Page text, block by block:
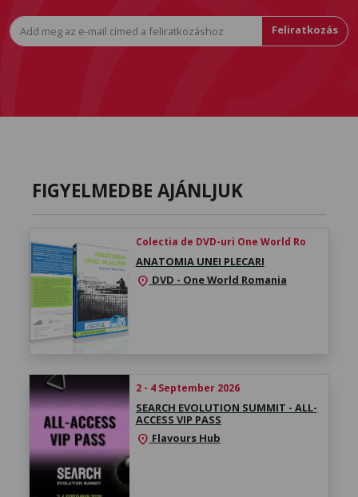
Feliratkozás
FIGYELMEDBE AJÁNLJUK
Colectia de DVD-uri One World Ro
ANATOMIA UNEI PLECARI
location_on DVD - One World Romania
2 - 4 September 2026
SEARCH EVOLUTION SUMMIT - ALL-
ACCESS VIP PASS
location_on Flavours Hub